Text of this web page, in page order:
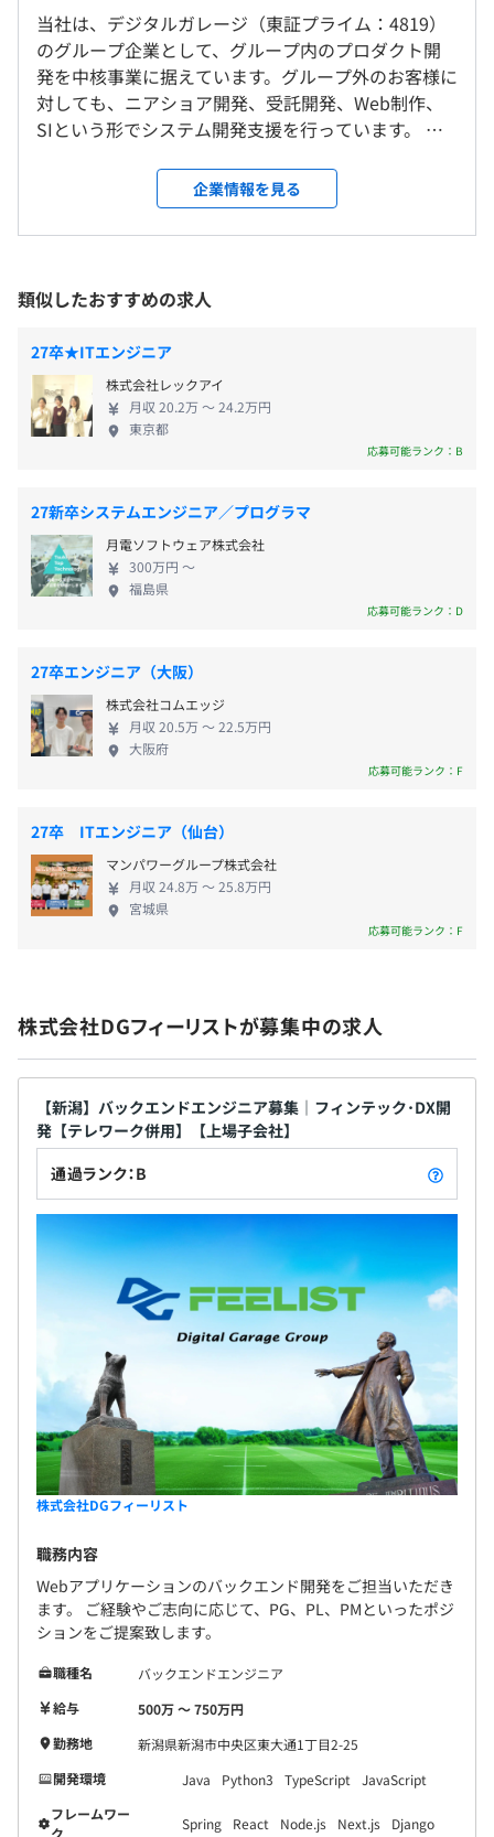
就業場所の変更範囲
＜雇入時＞
京都オフィス
＜変更範囲＞
会社の定める場所（テレワークを行う場所を含む）
受動喫煙防止措置に関する事項
京都：敷地内禁煙（屋内喫煙可能場所あり）
9:00～18:00（所定労働時間：8時間、休憩時間：60分）
時間外労働有無：有
休憩時間：12:00〜13:00（60分）
平均残業時間：平均8.6時間／月
《年間休日119日》
夏季休暇と年末年始休暇が、それぞれ3日ずつの計6日、
特別休暇として付与されます。 一般的な年休（年間休日
＋休暇）という意味では、以下になります。
2026年度年休：121日 + 6日 = 127日
《休暇》
・完全週休2日制（休日は土日祝日）
・年次有給休暇（入社日に10日付与）
・夏季休暇／年末年始休暇（特別休暇を3日ずつ付与）
・育児休暇
・介護休暇
・固定残業手当：時間外労働の有無にかかわらず30時間
分を支給。30時間超過分は別途支給。
・時間外勤務手当
・ライフプラン手当：企業型確定拠出年金に拠出するかど
・資格手当（ベンダー資格）：月3,000円～30,000円を取
得後2年間支給（入社後に取得した資格のみ対象）
・役職手当
・通勤手当（上限30,000円）
賞与：年2回（6・12月）※会社業績に応じ支給／入社初
年度の上期賞与は支給対象外
昇給：年1回（4月）
社会保険完備（健康保険・厚生年金加入・雇用保険・労災
保険）
北海道コンピュータ関連産業健康保険組合加入
無期雇用
6カ月（待遇の変更はありません）
研修の有無及び内容
入社後は、新卒と未経験の中途採用者を対象とした、外部
委託の研修を3ヶ月間行います。
・ビジネス研修
・エンジニア基礎／応用
・JavaScript
自己啓発支援の有無及びその内容
・資格受験料補助（国家資格 合否不問全額補助、ベンダ
ー資格 合格時のみ全額補助）
メンター制度の有無
あり
前年度の月平均所定外労働時間の実績
8.6時間
前年度の有給休暇の平均取得日数
当社は、デジタルガレージ（東証プライム：4819）
のグループ企業として、グループ内のプロダクト開
発を中核事業に据えています。グループ外のお客様に
対しても、ニアショア開発、受託開発、Web制作、
SIという形でシステム開発支援を行っています。 当
方に居ながら経験できるという点です。暮らしの場所
も、挑む技術も、その両方を手にしたいという方
は、是非一度カジュアル面談にお越しください。
SpringBoot, AWS） ・端末レス決済サービス開発
（Java, SpringBoot, AWS） ・アプリ外課金サービ
ス開発（React.js, Next.js, Node.js, Express.js） ・不
動産DXプラットフォーム開発（Python, Django,
Vue.js, AWS）
企業情報を見る
類似したおすすめの求人
27卒★ITエンジニア
株式会社レックアイ
月収 20.2万 〜 24.2万円
東京都
応募可能ランク：B
27新卒システムエンジニア／プログラマ
月電ソフトウェア株式会社
300万円 〜
福島県
応募可能ランク：D
27卒エンジニア（大阪）
株式会社コムエッジ
月収 20.5万 〜 22.5万円
大阪府
応募可能ランク：F
27卒 ITエンジニア（仙台）
マンパワーグループ株式会社
月収 24.8万 〜 25.8万円
宮城県
応募可能ランク：F
株式会社DGフィーリストが募集中の求人
【新潟】バックエンドエンジニア募集｜フィンテック･DX開
発【テレワーク併用】【上場子会社】
通過ランク：B
株式会社DGフィーリスト
職務内容
Webアプリケーションのバックエンド開発をご担当いただき
ます。 ご経験やご志向に応じて、PG、PL、PMといったポジ
ションをご提案致します。
職種名
バックエンドエンジニア
給与
500万 〜 750万円
勤務地
新潟県新潟市中央区東大通1丁目2-25
開発環境
Java Python3 TypeScript
JavaScript
フレームワー
ク
Spring React Node.js Next.js Django